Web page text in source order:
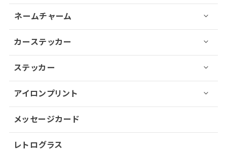
ネームチャーム
カーステッカー
ステッカー
アイロンプリント
メッセージカード
レトログラス